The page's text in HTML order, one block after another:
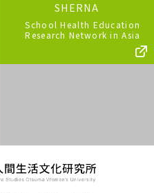
SHERNA
School Health Education
Research Network in Asia